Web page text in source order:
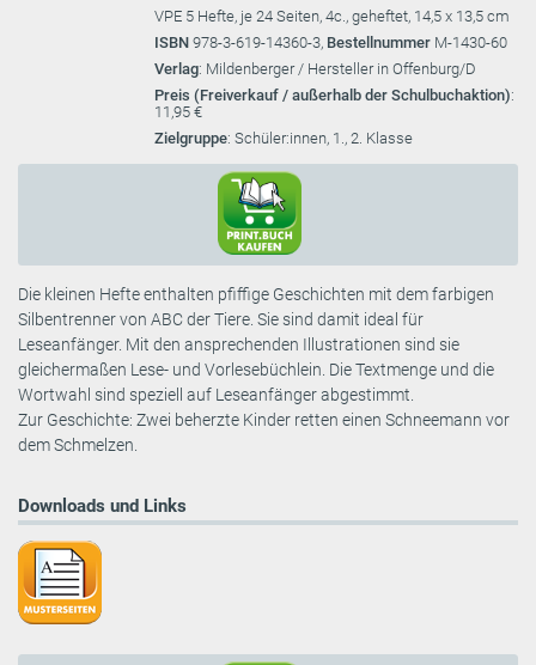
VPE 5 Hefte, je 24 Seiten, 4c., geheftet, 14,5 x 13,5 cm
ISBN 978-3-619-14360-3, Bestellnummer M-1430-60
Verlag: Mildenberger / Hersteller in Offenburg/D
Preis (Freiverkauf / außerhalb der Schulbuchaktion):
11,95 €
Zielgruppe: Schüler:innen, 1., 2. Klasse
Die kleinen Hefte enthalten pfiffige Geschichten mit dem farbigen
Silbentrenner von ABC der Tiere. Sie sind damit ideal für
Leseanfänger. Mit den ansprechenden Illustrationen sind sie
gleichermaßen Lese- und Vorlesebüchlein. Die Textmenge und die
Wortwahl sind speziell auf Leseanfänger abgestimmt.
Zur Geschichte: Zwei beherzte Kinder retten einen Schneemann vor
dem Schmelzen.
Downloads und Links